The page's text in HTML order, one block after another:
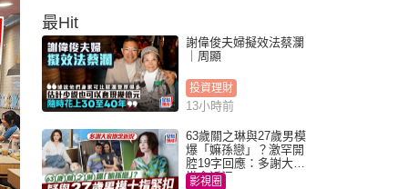
最Hit
謝偉俊夫婦擬效法蔡瀾
｜周顯
投資理財
13小時前
63歲關之琳與27歲男模
爆「嫲孫戀」？激罕開
腔19字回應：多謝大家
掛念近況
影視圈